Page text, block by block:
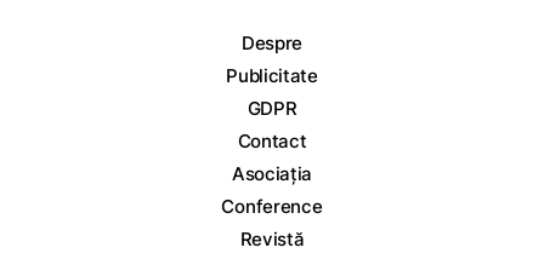
Despre
Publicitate
GDPR
Contact
Asociația
Conference
Revistă